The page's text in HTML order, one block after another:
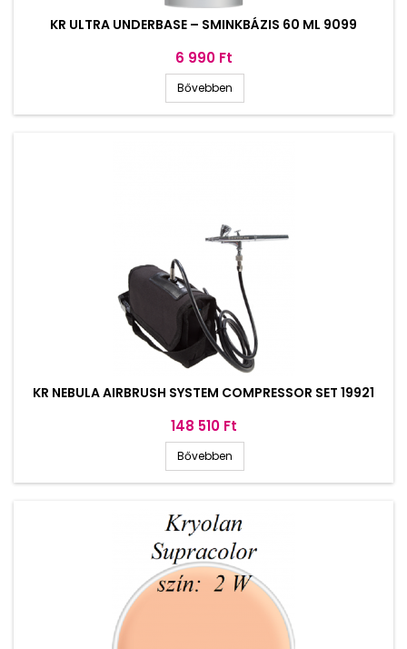
KR ULTRA UNDERBASE – SMINKBÁZIS 60 ML 9099
Ár
6 990 Ft
Bővebben
KR NEBULA AIRBRUSH SYSTEM COMPRESSOR SET 19921
Ár
148 510 Ft
Bővebben